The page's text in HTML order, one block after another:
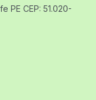
PE CEP: 51.020-